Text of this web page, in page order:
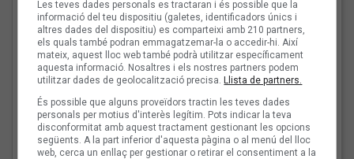
«L’algoritme eren els
amics, entrar dins un
bar, anar a un concert, la
revista de torn»
Bèrnia i la festa del pop
fusió al Sona9 2026
Les teves dades personals es tractaran i és possible que la
informació del teu dispositiu (galetes, identificadors únics i
altres dades del dispositiu) es comparteixi amb 210 partners,
els quals també podran emmagatzemar-la o accedir-hi. Així
mateix, aquest lloc web també podrà utilitzar específicament
aquesta informació. Nosaltres i els nostres partners podem
utilitzar dades de geolocalització precisa. Llista de partners.
És possible que alguns proveïdors tractin les teves dades
personals per motius d'interès legítim. Pots indicar la teva
disconformitat amb aquest tractament gestionant les opcions
següents. A la part inferior d'aquesta pàgina o al menú del lloc
web, cerca un enllaç per gestionar o retirar el consentiment a la